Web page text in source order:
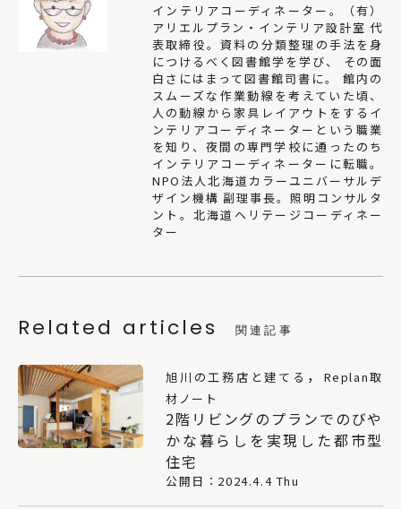
インテリアコーディネーター。（有）
アリエルプラン・インテリア設計室 代
表取締役。資料の分類整理の手法を身
につけるべく図書館学を学び、 その面
白さにはまって図書館司書に。 館内の
スムーズな作業動線を考えていた頃、
人の動線から家具レイアウトをするイ
ンテリアコーディネーターという職業
を知り、夜間の専門学校に通ったのち
インテリアコーディネーターに転職。
NPO法人北海道カラーユニバーサルデ
ザイン機構 副理事長。照明コンサルタ
ント。北海道ヘリテージコーディネー
ター
Related articles 関連記事
旭川の工務店と建てる ，
Replan取
材ノート
2階リビングのプランでのびや
かな暮らしを実現した都市型
住宅
公開日：2024.4.4 Thu